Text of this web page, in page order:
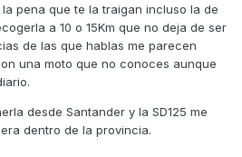
pena que te la traigan incluso la de
a 10 o 15Km que no deja de ser
de las que hablas me parecen
una moto que no conoces aunque
desde Santander y la SD125 me
dentro de la provincia.